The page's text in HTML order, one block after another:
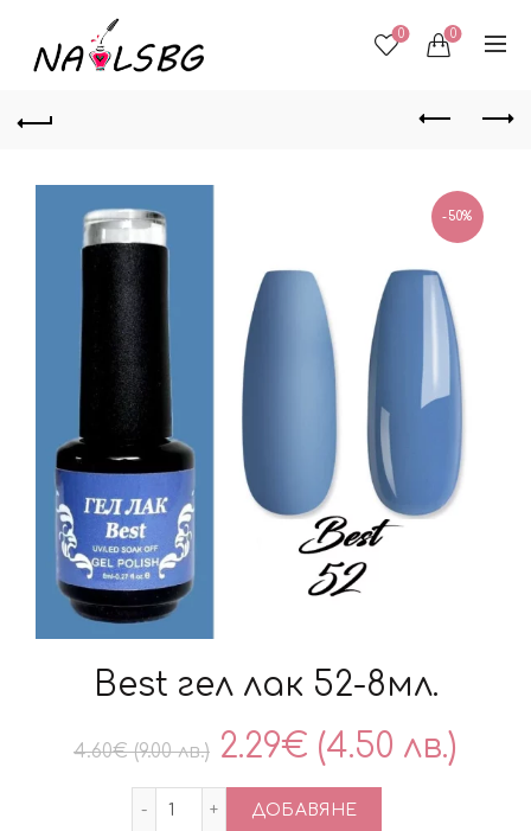
0 0
-50%
Best гел лак 52-8мл.
4.60€ (9.00 лв.) Original
price
2.29€ (4.50 лв.)
количество за Best гел лак 52-8мл.
ДОБАВЯНЕ